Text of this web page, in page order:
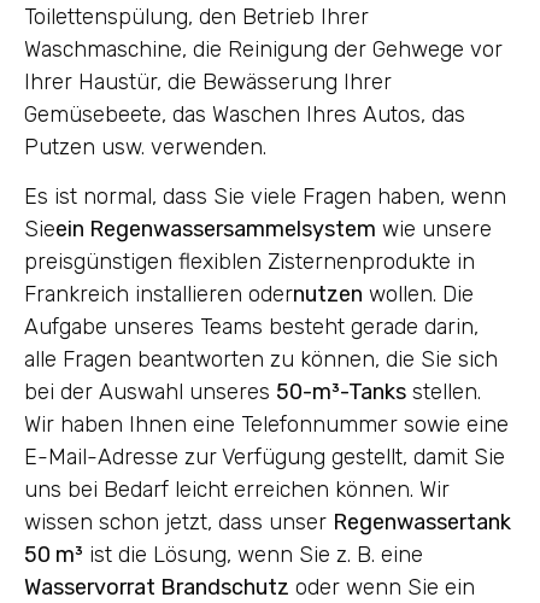
Toilettenspülung, den Betrieb Ihrer
Waschmaschine, die Reinigung der Gehwege vor
Ihrer Haustür, die Bewässerung Ihrer
Gemüsebeete, das Waschen Ihres Autos, das
Putzen usw. verwenden.
Es ist normal, dass Sie viele Fragen haben, wenn
Sieein Regenwassersammelsystem wie unsere
preisgünstigen flexiblen Zisternenprodukte in
Frankreich installieren odernutzen wollen. Die
Aufgabe unseres Teams besteht gerade darin,
alle Fragen beantworten zu können, die Sie sich
bei der Auswahl unseres 50-m³-Tanks stellen.
Wir haben Ihnen eine Telefonnummer sowie eine
E-Mail-Adresse zur Verfügung gestellt, damit Sie
uns bei Bedarf leicht erreichen können. Wir
wissen schon jetzt, dass unser Regenwassertank
50 m³ ist die Lösung, wenn Sie z. B. eine
Wasservorrat Brandschutz oder wenn Sie ein